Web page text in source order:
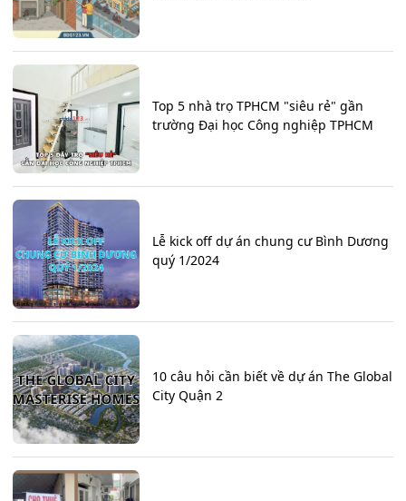
Top 5 nhà trọ TPHCM "siêu rẻ" gần
trường Đại học Công nghiệp TPHCM
Lễ kick off dự án chung cư Bình Dương
quý 1/2024
10 câu hỏi cần biết về dự án The Global
City Quận 2